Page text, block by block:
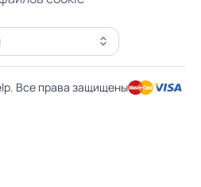
Все права защищены